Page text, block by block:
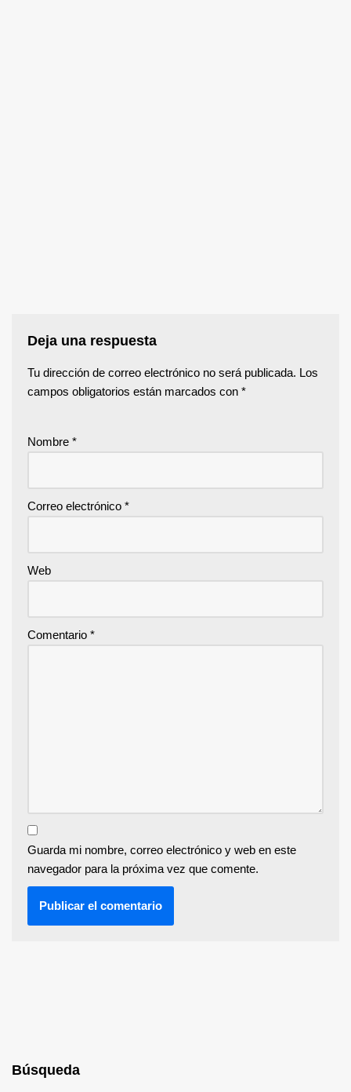
Deja una respuesta
Tu dirección de correo electrónico no será publicada. Los
campos obligatorios están marcados con *
Nombre *
Correo electrónico *
Web
Comentario *
Guarda mi nombre, correo electrónico y web en este
navegador para la próxima vez que comente.
Búsqueda